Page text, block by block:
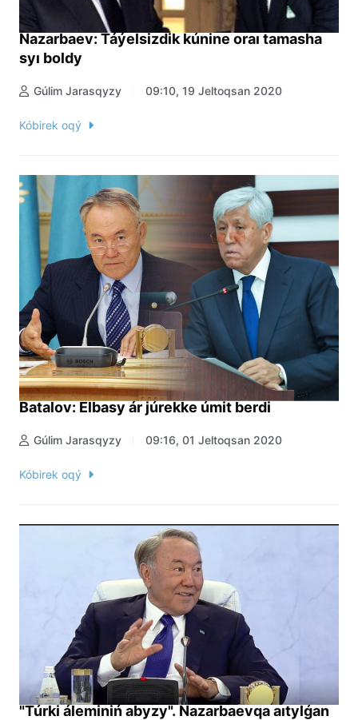
Nazarbaev: Táýelsizdik kúnine oraı tamasha
syı boldy
Gúlim Jarasqyzy 09:10, 19 Jeltoqsan 2020
Kóbirek oqý
Batalov: Elbasy ár júrekke úmit berdi
Gúlim Jarasqyzy 09:16, 01 Jeltoqsan 2020
Kóbirek oqý
"Túrki áleminiń abyzy". Nazarbaevqa aıtylǵan